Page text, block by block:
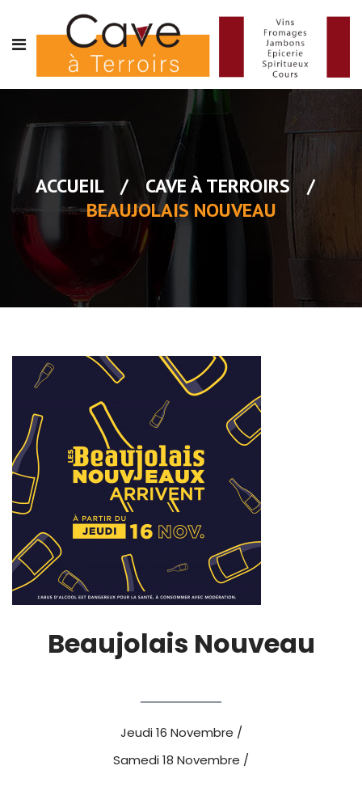
ACCUEIL / CAVE À TERROIRS
/
BEAUJOLAIS NOUVEAU
Beaujolais Nouveau
Jeudi 16 Novembre /
Samedi 18 Novembre /